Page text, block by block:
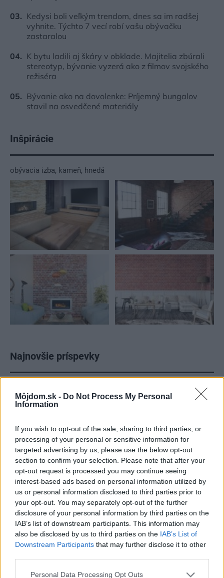
Môjdom.sk - Do Not Process My Personal
Information
If you wish to opt-out of the sale, sharing to third parties, or
processing of your personal or sensitive information for
targeted advertising by us, please use the below opt-out
section to confirm your selection. Please note that after your
opt-out request is processed you may continue seeing
interest-based ads based on personal information utilized by
us or personal information disclosed to third parties prior to
your opt-out. You may separately opt-out of the further
disclosure of your personal information by third parties on the
IAB’s list of downstream participants. This information may
also be disclosed by us to third parties on the IAB’s List of
Downstream Participants that may further disclose it to other
Please note that this website/app uses one or more Google
Personal Data Processing Opt Outs
Kedysi boli veľkým trendom, dnes sa im radšej
vyhnite. Týchto 7 vecí robí vašu obývačku
zastaralou
K bytu ladili aj škáry v obklade. Majitelia zbúrali
stereotyp, bývanie vyzerá ako z filmov svojského
režiséra
Bývanie ako na dovolenke: Príjemný bungalov
stavil na osvedčené materiály
Inšpirácie
obývacia izba, kameň, hnedá
Najnovšie príspevky
Re: Takto sa rieši málo úložného miesta. V tomto byte
stačil jeden prvok | Môjdom.sk
My napríklad labky utierame hneď pri dverách a doma pred dvere
Re: Takto sa rieši málo úložného miesta. V tomto byte
stačil jeden prvok | Môjdom.sk
Dizajn je to nádherný, tá brezová preglejka a čisté línie vyzerajú super.
Ale vždy, keď…
Re: Toto je najväčší mýtus pri ošetrení dreva a môže vás
vyjsť draho. Ako ho ochrániť pred hnitím a škodcami?
clovek by cakal ze vysusene drahe drevo bolo predtym naparovane aby
sa zbavilo zarodkov skodcov...